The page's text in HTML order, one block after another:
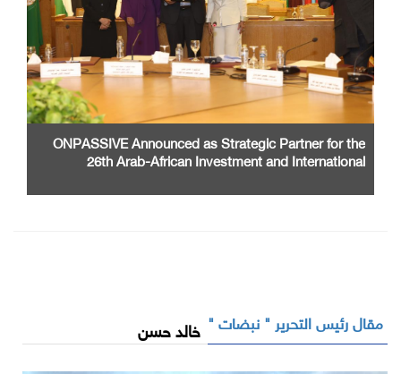
ONPASSIVE Announced as Strategic Partner for the
26th Arab-African Investment and International
مقال رئيس التحرير " نبضات " خالد حسن